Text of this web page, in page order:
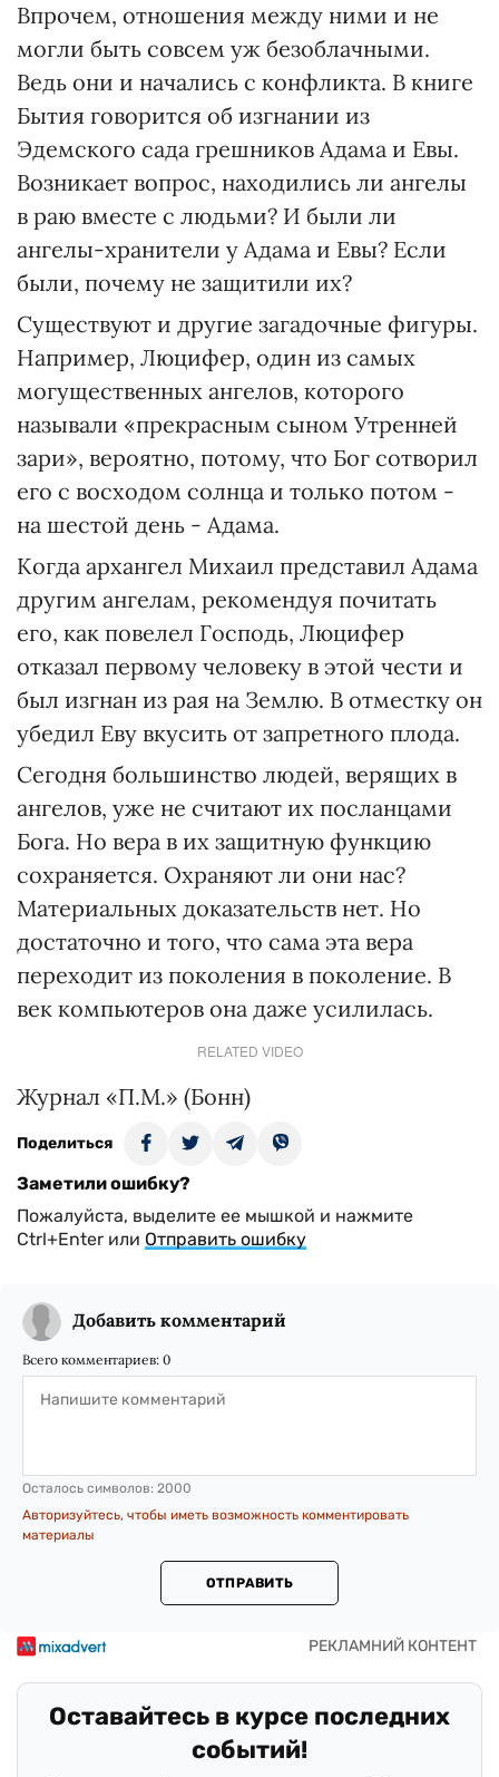
Впрочем, отношения между ними и не
могли быть совсем уж безоблачными.
Ведь они и начались с конфликта. В книге
Бытия говорится об изгнании из
Эдемского сада грешников Адама и Евы.
Возникает вопрос, находились ли ангелы
в раю вместе с людьми? И были ли
ангелы-хранители у Адама и Евы? Если
были, почему не защитили их?
Существуют и другие загадочные фигуры.
Например, Люцифер, один из самых
могущественных ангелов, которого
называли «прекрасным сыном Утренней
зари», вероятно, потому, что Бог сотворил
его с восходом солнца и только потом -
на шестой день - Адама.
Когда архангел Михаил представил Адама
другим ангелам, рекомендуя почитать
его, как повелел Господь, Люцифер
отказал первому человеку в этой чести и
был изгнан из рая на Землю. В отместку он
убедил Еву вкусить от запретного плода.
Сегодня большинство людей, верящих в
ангелов, уже не считают их посланцами
Бога. Но вера в их защитную функцию
сохраняется. Охраняют ли они нас?
Материальных доказательств нет. Но
достаточно и того, что сама эта вера
переходит из поколения в поколение. В
век компьютеров она даже усилилась.
RELATED VIDEO
Журнал «П.М.» (Бонн)
Поделиться
Заметили ошибку?
Пожалуйста, выделите ее мышкой и нажмите
Ctrl+Enter или Отправить ошибку
Добавить комментарий
Всего комментариев: 0
Осталось символов: 2000
Авторизуйтесь, чтобы иметь возможность комментировать
материалы
ОТПРАВИТЬ
Оставайтесь в курсе последних
событий!